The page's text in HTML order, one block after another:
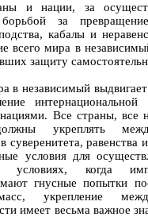
и нации, за
борьбой за
кабалы и
всего мира в
защиту
в независимый выдвигает
Все страны, все
укреплять
суверенитета, равенства
условия для
условиях, когда
гнусные попытки
укрепление
имеет весьма важное